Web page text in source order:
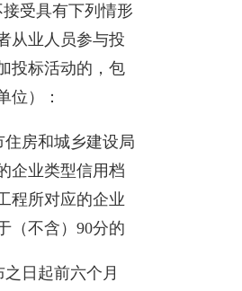
接受具有下列情形
从业人员参与投
投标活动的，包
位）：
房和城乡建设局
企业类型信用档
程所对应的企业
（不含）90分的
日起前六个月